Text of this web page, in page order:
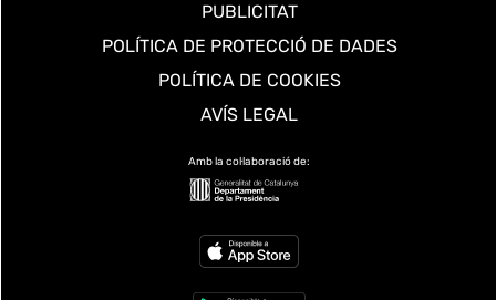
PUBLICITAT
POLÍTICA DE PROTECCIÓ DE DADES
POLÍTICA DE COOKIES
AVÍS LEGAL
Amb la col·laboració de: